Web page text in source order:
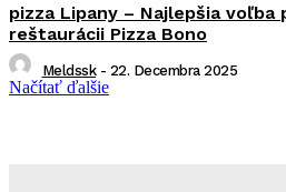
pizza Lipany – Najlepšia voľba
reštaurácii Pizza Bono
Meldssk - 22. Decembra 2025
Načítať ďalšie